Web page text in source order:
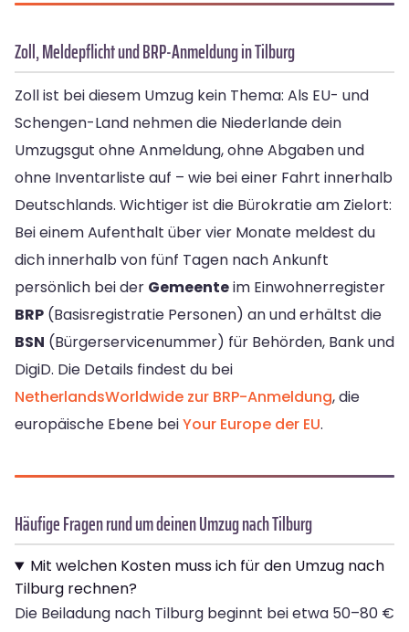
Zoll, Meldepflicht und BRP-Anmeldung in Tilburg
Zoll ist bei diesem Umzug kein Thema: Als EU- und
Schengen-Land nehmen die Niederlande dein
Umzugsgut ohne Anmeldung, ohne Abgaben und
ohne Inventarliste auf – wie bei einer Fahrt innerhalb
Deutschlands. Wichtiger ist die Bürokratie am Zielort:
Bei einem Aufenthalt über vier Monate meldest du
dich innerhalb von fünf Tagen nach Ankunft
persönlich bei der Gemeenteim Einwohnerregister
BRP (Basisregistratie Personen) an und erhältst die
BSN (Bürgerservicenummer) für Behörden, Bank und
DigiD. Die Details findest du bei
NetherlandsWorldwide zur BRP-Anmeldung, die
europäische Ebene beiYour Europe der EU.
Häufige Fragen rund um deinen Umzug nach Tilburg
Mit welchen Kosten muss ich für den Umzug nach
Tilburg rechnen?
Die Beiladung nach Tilburg beginnt bei etwa 50–80 €